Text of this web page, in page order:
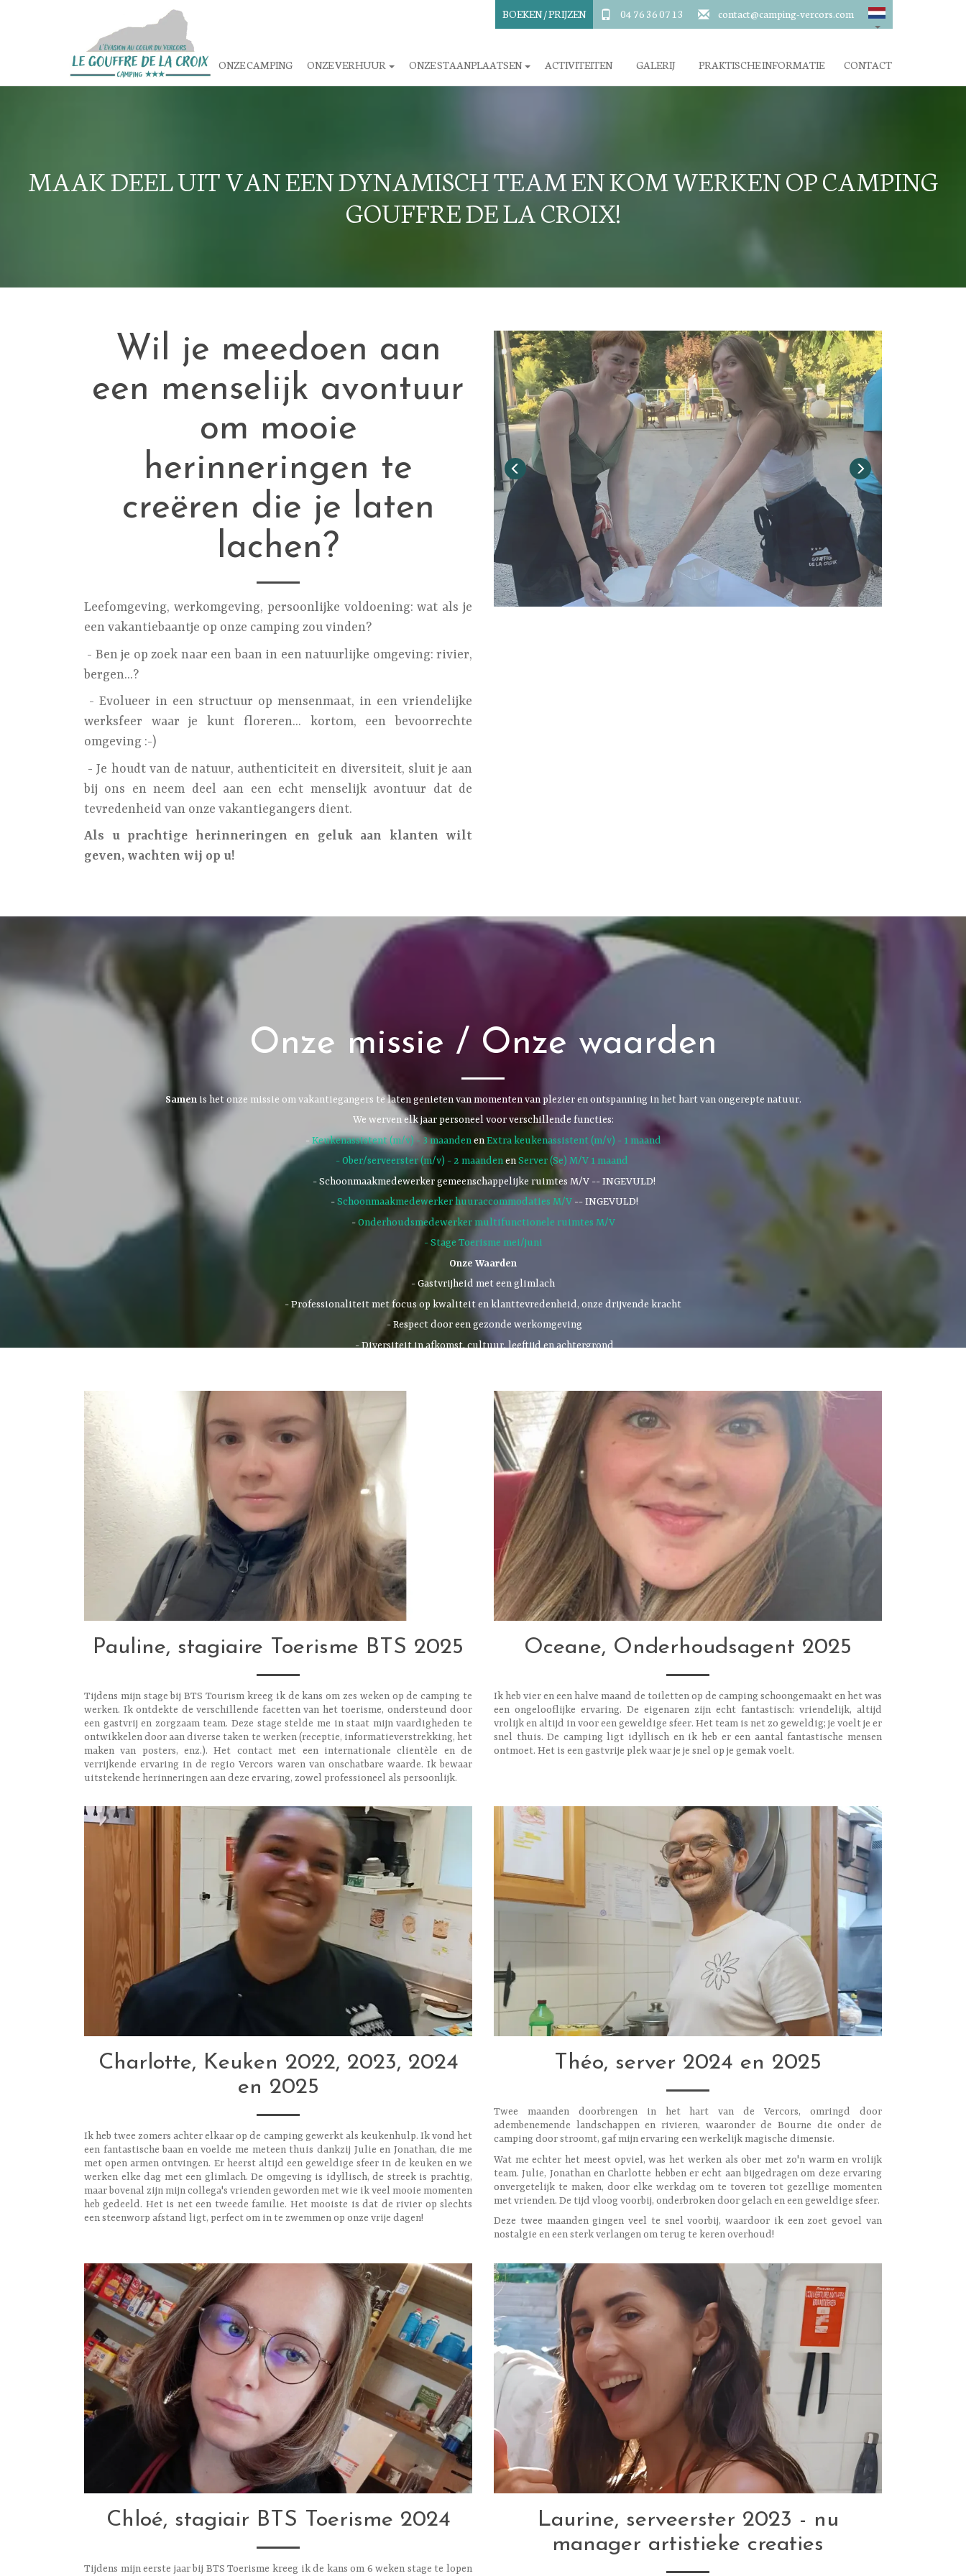
BOEKEN / PRIJZEN 04 76 36 07 13 contact@camping-vercors.com
ONZE CAMPING ONZE VERHUUR ONZE STAANPLAATSEN ACTIVITEITEN GALERIJ PRAKTISCHE INFORMATIE CONTACT
MAAK DEEL UIT VAN EEN DYNAMISCH TEAM EN KOM WERKEN OP CAMPING
GOUFFRE DE LA CROIX!
Wil je meedoen aan
een menselijk avontuur
om mooie
herinneringen te
creëren die je laten
lachen?
Leefomgeving, werkomgeving, persoonlijke voldoening: wat als je
een vakantiebaantje op onze camping zou vinden?
- Ben je op zoek naar een baan in een natuurlijke omgeving: rivier,
bergen...?
- Evolueer in een structuur op mensenmaat, in een vriendelijke
werksfeer waar je kunt floreren... kortom, een bevoorrechte
omgeving :-)
- Je houdt van de natuur, authenticiteit en diversiteit, sluit je aan
bij ons en neem deel aan een echt menselijk avontuur dat de
tevredenheid van onze vakantiegangers dient.
Als u prachtige herinneringen en geluk aan klanten wilt
geven, wachten wij op u!
Onze missie / Onze waarden
Samenis het onze missie om vakantiegangers te laten genieten van momenten van plezier en ontspanning in het hart van ongerepte natuur.
We werven elk jaar personeel voor verschillende functies:
- Keukenassistent (m/v) - 3 maandenenExtra keukenassistent (m/v) - 1 maand
- Ober/serveerster (m/v) - 2 maandenenServer (Se) M/V 1 maand
- Schoonmaakmedewerker gemeenschappelijke ruimtes M/V -- INGEVULD!
-Schoonmaakmedewerker huuraccommodaties M/V-- INGEVULD!
-Onderhoudsmedewerker multifunctionele ruimtes M/V
- Stage Toerisme mei/juni
Onze Waarden
- Gastvrijheid met een glimlach
- Professionaliteit met focus op kwaliteit en klanttevredenheid, onze drijvende kracht
- Respect door een gezonde werkomgeving
- Diversiteit in afkomst, cultuur, leeftijd en achtergrond
Pauline, stagiaire Toerisme BTS 2025
Tijdens mijn stage bij BTS Tourism kreeg ik de kans om zes weken op de camping te
werken. Ik ontdekte de verschillende facetten van het toerisme, ondersteund door
een gastvrij en zorgzaam team. Deze stage stelde me in staat mijn vaardigheden te
ontwikkelen door aan diverse taken te werken (receptie, informatieverstrekking, het
maken van posters, enz.). Het contact met een internationale clientèle en de
verrijkende ervaring in de regio Vercors waren van onschatbare waarde. Ik bewaar
uitstekende herinneringen aan deze ervaring, zowel professioneel als persoonlijk.
Oceane, Onderhoudsagent 2025
Ik heb vier en een halve maand de toiletten op de camping schoongemaakt en het was
een ongelooflijke ervaring. De eigenaren zijn echt fantastisch: vriendelijk, altijd
vrolijk en altijd in voor een geweldige sfeer. Het team is net zo geweldig; je voelt je er
snel thuis. De camping ligt idyllisch en ik heb er een aantal fantastische mensen
ontmoet. Het is een gastvrije plek waar je je snel op je gemak voelt.
Charlotte, Keuken 2022, 2023, 2024
en 2025
Ik heb twee zomers achter elkaar op de camping gewerkt als keukenhulp. Ik vond het
een fantastische baan en voelde me meteen thuis dankzij Julie en Jonathan, die me
met open armen ontvingen. Er heerst altijd een geweldige sfeer in de keuken en we
werken elke dag met een glimlach. De omgeving is idyllisch, de streek is prachtig,
maar bovenal zijn mijn collega's vrienden geworden met wie ik veel mooie momenten
heb gedeeld. Het is net een tweede familie. Het mooiste is dat de rivier op slechts
een steenworp afstand ligt, perfect om in te zwemmen op onze vrije dagen!
Théo, server 2024 en 2025
Twee maanden doorbrengen in het hart van de Vercors, omringd door
adembenemende landschappen en rivieren, waaronder de Bourne die onder de
camping door stroomt, gaf mijn ervaring een werkelijk magische dimensie.
Wat me echter het meest opviel, was het werken als ober met zo'n warm en vrolijk
team. Julie, Jonathan en Charlotte hebben er echt aan bijgedragen om deze ervaring
onvergetelijk te maken, door elke werkdag om te toveren tot gezellige momenten
met vrienden. De tijd vloog voorbij, onderbroken door gelach en een geweldige sfeer.
Deze twee maanden gingen veel te snel voorbij, waardoor ik een zoet gevoel van
nostalgie en een sterk verlangen om terug te keren overhoud!
Chloé, stagiair BTS Toerisme 2024
Tijdens mijn eerste jaar bij BTS Toerisme kreeg ik de kans om 6 weken stage te lopen
Laurine, serveerster 2023 - nu
manager artistieke creaties